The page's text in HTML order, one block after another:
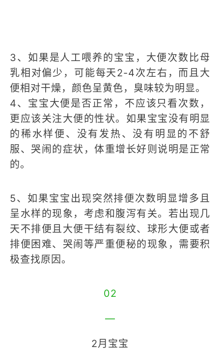
3、如果是人工喂养的宝宝，大便次数比母
乳相对偏少，可能每天2-4次左右，而且大
便相对干燥，颜色呈黄色，臭味较为明显。
4、宝宝大便是否正常，不应该只看次数，
更应该关注大便的性状。如果宝宝没有明显
的稀水样便、没有发热、没有明显的不舒
服、哭闹的症状，体重增长好则说明是正常
的。
5、如果宝宝出现突然排便次数明显增多且
呈水样的现象，考虑和腹泻有关。若出现几
天不排便且大便干结有裂纹、球形大便或者
排便困难、哭闹等严重便秘的现象，需要积
极查找原因。
02
—
2月宝宝